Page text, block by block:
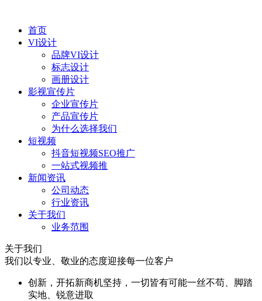
首页
VI设计
品牌VI设计
标志设计
画册设计
影视宣传片
企业宣传片
产品宣传片
为什么选择我们
短视频
抖音短视频SEO推广
一站式视频推
新闻资讯
公司动态
行业资讯
关于我们
业务范围
关于我们
我们以专业、敬业的态度迎接每一位客户
创新，开拓新商机坚持，一切皆有可能一丝不苟、脚踏
实地、锐意进取